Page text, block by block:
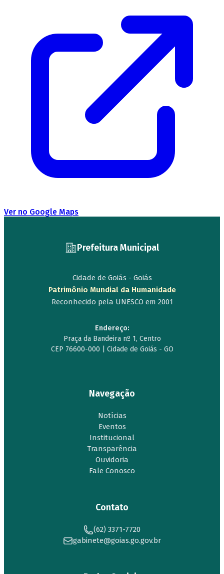
Ver no Google Maps
Prefeitura Municipal
Cidade de Goiás - Goiás
Patrimônio Mundial da Humanidade
Reconhecido pela UNESCO em 2001
Endereço:
Praça da Bandeira nº 1, Centro
CEP 76600-000 | Cidade de Goiás - GO
Navegação
Notícias
Eventos
Institucional
Transparência
Ouvidoria
Fale Conosco
Contato
(62) 3371-7720
gabinete@goias.go.gov.br